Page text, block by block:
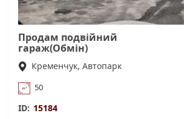
Продам подвійний
гараж(Обмін)
Кременчук, Автопарк
50
ID: 15184